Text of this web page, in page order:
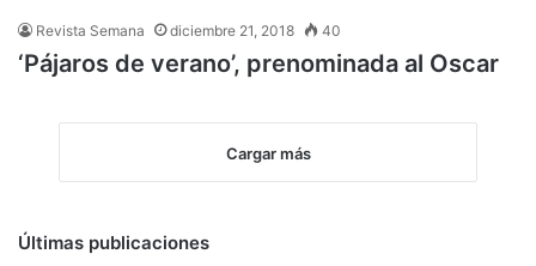
Revista Semana diciembre 21, 2018 40
‘Pájaros de verano’, prenominada al Oscar
Cargar más
Últimas publicaciones